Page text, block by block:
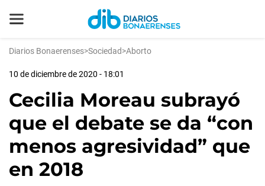
Diarios Bonaerenses>Sociedad>Aborto
10 de diciembre de 2020 - 18:01
Cecilia Moreau subrayó
que el debate se da “con
menos agresividad” que
en 2018